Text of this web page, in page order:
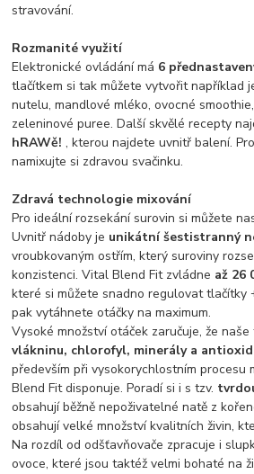
stravování.
Rozmanité využití
Elektronické ovládání má 6
tlačítkem si tak můžete vytvořit například
nutelu, mandlové mléko, ovocné
zeleninové puree. Další skvělé recepty
hRAWě!, kterou najdete uvnitř balení.
namixujte si zdravou svačinku.
Zdravá technologie mixování
Pro ideální rozsekání surovin si můžete
Uvnitř nádoby je unikátní šestistranný
vroubkovaným ostřím, který suroviny
konzistenci. Vital Blend Fit zvládne až 26
které si můžete snadno regulovat tlačítky
pak vytáhnete otáčky na maximum.
Vysoké množství otáček zaručuje, že naše
vlákninu, chlorofyl, minerály a
především při vysokorychlostním procesu
Blend Fit disponuje. Poradí si i s tzv.
obsahují běžně nepoživatelné natě z
obsahují velké množství kvalitních živin,
Na rozdíl od odšťavňovače zpracuje i
ovoce, které jsou taktéž velmi bohaté na